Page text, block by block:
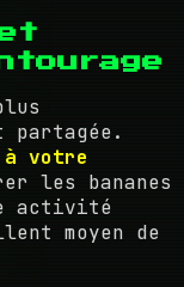
votre
les bananes
activité
moyen de